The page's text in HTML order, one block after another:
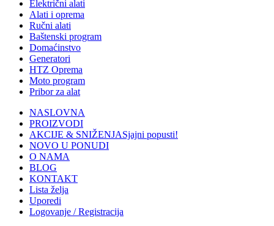
Električni alati
Alati i oprema
Ručni alati
Baštenski program
Domaćinstvo
Generatori
HTZ Oprema
Moto program
Pribor za alat
NASLOVNA
PROIZVODI
AKCIJE & SNIŽENJASjajni popusti!
NOVO U PONUDI
O NAMA
BLOG
KONTAKT
Lista želja
Uporedi
Logovanje / Registracija